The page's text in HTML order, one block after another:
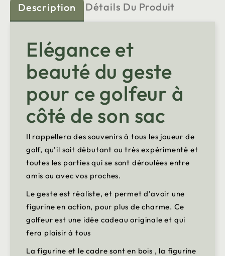
Description Détails Du Produit
Elégance et
beauté du geste
pour ce golfeur à
côté de son sac
Il rappellera des souvenirs à tous les joueur de
golf, qu'il soit débutant ou très expérimenté et
toutes les parties qui se sont déroulées entre
amis ou avec vos proches.
Le geste est réaliste, et permet d'avoir une
figurine en action, pour plus de charme. Ce
golfeur est une idée cadeau originale et qui
fera plaisir à tous
La figurine et le cadre sont en bois , la figurine